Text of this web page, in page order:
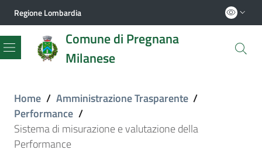
Regione Lombardia
Comune di Pregnana
Milanese
Menu
Home / Amministrazione Trasparente /
Performance /
Sistema di misurazione e valutazione della
Performance